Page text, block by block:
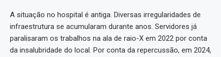
A situação no hospital é antiga. Diversas irregularidades de
infraestrutura se acumularam durante anos. Servidores já
paralisaram os trabalhos na ala de raio-X em 2022 por conta
da insalubridade do local. Por conta da repercussão, em 2024,